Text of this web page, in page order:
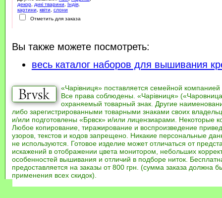
декор, дикі тварини Індія,
картини
квіти
слони
Отметить для заказа
Вы также можете посмотреть:
весь каталог наборов для вышивания
«Чарівниця» поставляется семейной компанией
Все права соблюдены. «Чарівниця»
охраняемый товарный знак. Другие
либо зарегистрированными товарными знаками своих
и/или подготовлены «Брвск» и/или лицензиарами. Некоторые
Любое копирование, тиражирование и воспроизведение
узоров, текстов и кодов запрещено. Никакие персональные
не используются. Готовое изделие может отличаться от
искажений в отображении цвета монитором, небольших
особенностей вышивания и отличий в подборе ниток.
предоставляется на заказы от 800 грн. (сумма заказа должна
применения всех скидок).